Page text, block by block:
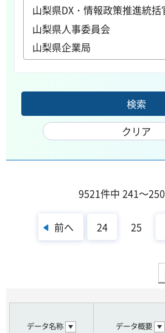
9521件中 241～
前へ 24 25
データ名称 データ概要